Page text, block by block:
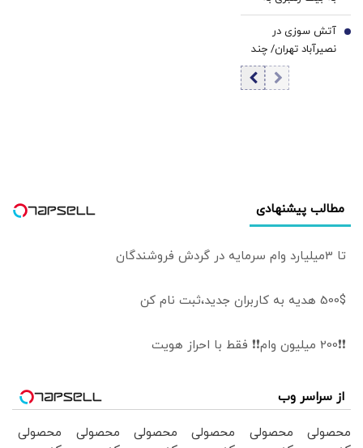
صورت گرفت
وارد «باتلاق
افغانستان» نخواهد
شد/ هشدار
احمدشاه مسعود:
اگر ایران وارد عمل
روایت سخنگوی
شورای نگهبان/
صدای انفجار و
لرزش در ساختمان
شورای نگهبان کاملاً
آتش سوزی در
نصیرآباد تهران/ چند
نفر مصدوم شدند؟+
7
مطالب پیشنهادی
تا 3میلیارد وام سرمایه در گردش فروشندگان
500$ هدیه به کاربران جدید،ثبت نام کن
❗❗200 میلیون وام❗❗ فقط با احراز هویت
از سراسر وب
محصولی
محصولی
محصولی
محصولی
محصولی
محصولی